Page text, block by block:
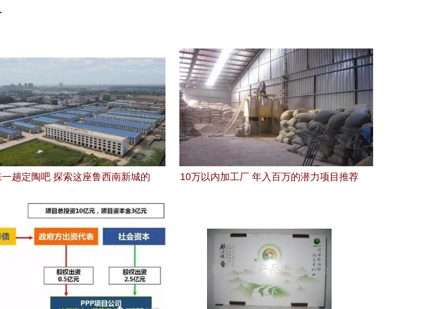
一趟定陶吧 探索这座鲁西南新城的
10万以内加工厂 年入百万的潜力项目推荐